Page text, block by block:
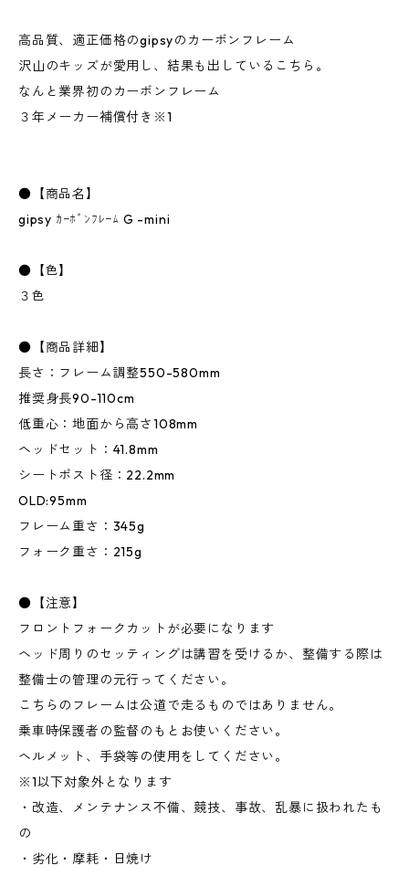
高品質、適正価格のgipsyのカーボンフレーム
沢山のキッズが愛用し、結果も出しているこちら。
なんと業界初のカーボンフレーム
３年メーカー補償付き※1
●【商品名】
gipsy ｶｰﾎﾞﾝﾌﾚｰﾑ G -mini
●【色】
３色
●【商品詳細】
長さ：フレーム調整550-580mm
推奨身長90-110cm
低重心：地面から高さ108mm
ヘッドセット：41.8mm
シートポスト径：22.2mm
OLD:95mm
フレーム重さ：345g
フォーク重さ：215g
●【注意】
フロントフォークカットが必要になります
ヘッド周りのセッティングは講習を受けるか、整備する際は
整備士の管理の元行ってください。
こちらのフレームは公道で走るものではありません。
乗車時保護者の監督のもとお使いください。
ヘルメット、手袋等の使用をしてください。
※1以下対象外となります
・改造、メンテナンス不備、競技、事故、乱暴に扱われたも
の
・劣化・摩耗・日焼け